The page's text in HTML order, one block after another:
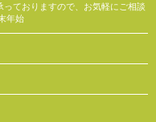
ておりますので、お気軽にご相談
年始